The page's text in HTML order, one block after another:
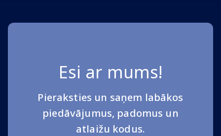
Esi ar mums!
Pieraksties un saņem labākos
piedāvājumus, padomus un
atlaižu kodus.